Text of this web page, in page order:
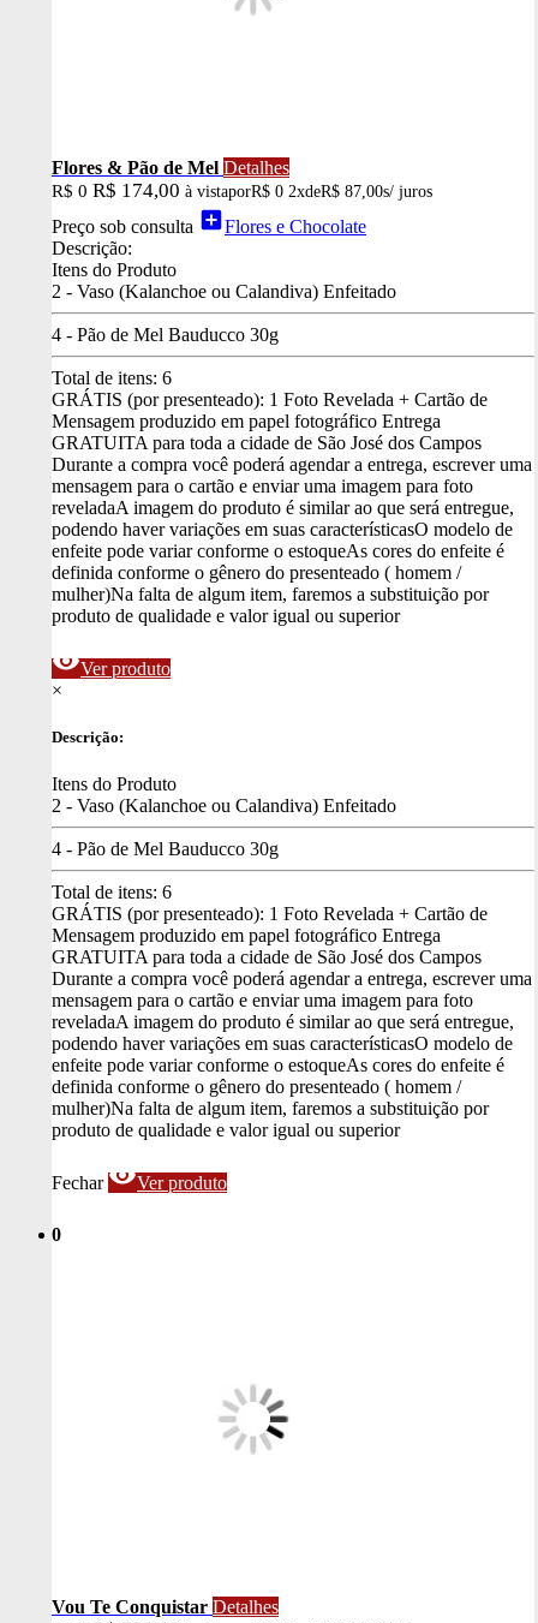
Flores & Pão de Mel Detalhes
R$ 0 R$ 174,00 à vistaporR$ 0 2xdeR$ 87,00s/ juros
Preço sob consulta add_boxFlores e Chocolate
Descrição:
Itens do Produto
2 - Vaso (Kalanchoe ou Calandiva) Enfeitado
4 - Pão de Mel Bauducco 30g
Total de itens: 6
GRÁTIS (por presenteado): 1 Foto Revelada + Cartão de
Mensagem produzido em papel fotográfico Entrega
GRATUITA para toda a cidade de São José dos Campos
Durante a compra você poderá agendar a entrega, escrever uma
mensagem para o cartão e enviar uma imagem para foto
reveladaA imagem do produto é similar ao que será entregue,
podendo haver variações em suas característicasO modelo de
enfeite pode variar conforme o estoqueAs cores do enfeite é
definida conforme o gênero do presenteado ( homem /
mulher)Na falta de algum item, faremos a substituição por
produto de qualidade e valor igual ou superior
visibilityVer produto
×
Descrição:
Itens do Produto
2 - Vaso (Kalanchoe ou Calandiva) Enfeitado
4 - Pão de Mel Bauducco 30g
Total de itens: 6
GRÁTIS (por presenteado): 1 Foto Revelada + Cartão de
Mensagem produzido em papel fotográfico Entrega
GRATUITA para toda a cidade de São José dos Campos
Durante a compra você poderá agendar a entrega, escrever uma
mensagem para o cartão e enviar uma imagem para foto
reveladaA imagem do produto é similar ao que será entregue,
podendo haver variações em suas característicasO modelo de
enfeite pode variar conforme o estoqueAs cores do enfeite é
definida conforme o gênero do presenteado ( homem /
mulher)Na falta de algum item, faremos a substituição por
produto de qualidade e valor igual ou superior
Fechar visibilityVer produto
0
Vou Te Conquistar Detalhes